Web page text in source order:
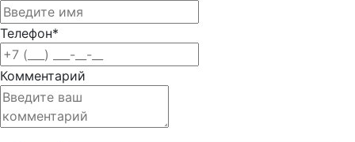
Телефон*
Комментарий